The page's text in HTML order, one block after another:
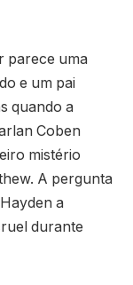
parece uma
e um pai
quando a
Coben
mistério
A pergunta
a
durante